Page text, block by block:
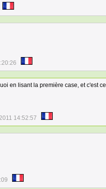
en lisant la première case, et c'est
14:52:57